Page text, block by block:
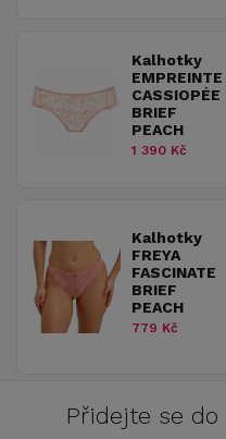
Kalhotky
EMPREINTE
CASSIOPÉE
BRIEF
PEACH
1 390 Kč
Kalhotky
FREYA
FASCINATE
BRIEF
PEACH
779 Kč
Přidejte se do